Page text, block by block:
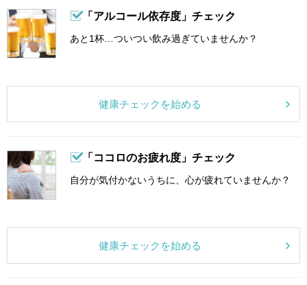
「アルコール依存度」チェック
あと1杯…ついつい飲み過ぎていませんか？
健康チェックを始める
「ココロのお疲れ度」チェック
自分が気付かないうちに、心が疲れていませんか？
健康チェックを始める